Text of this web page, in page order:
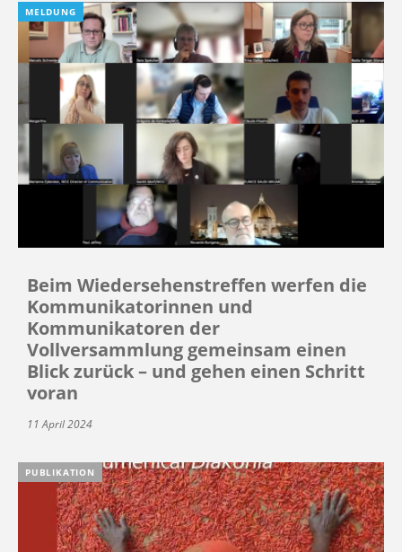
MELDUNG
Beim Wiedersehenstreffen werfen die
Kommunikatorinnen und
Kommunikatoren der
Vollversammlung gemeinsam einen
Blick zurück – und gehen einen Schritt
voran
11 April 2024
PUBLIKATION